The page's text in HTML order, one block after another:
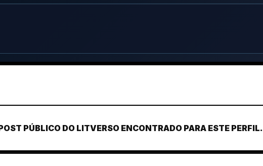
PÚBLICO DO LITVERSO ENCONTRADO PARA ESTE PERFIL.